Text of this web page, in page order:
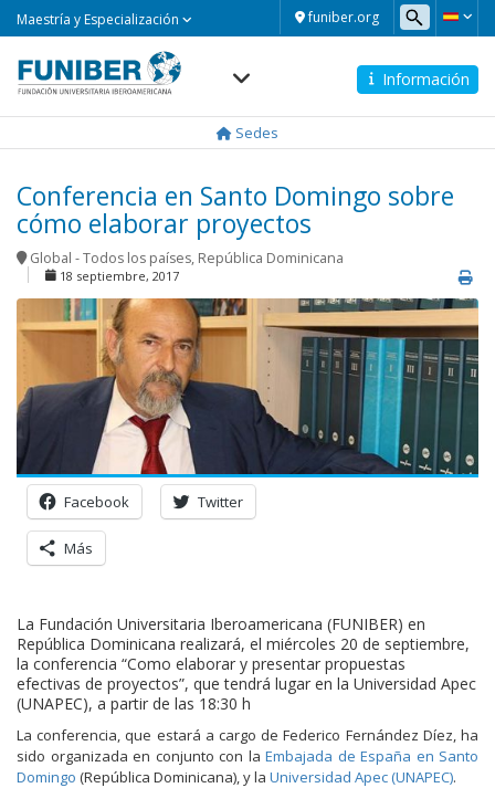
funiber.org
Maestría y Especialización
Información
Sedes
Conferencia en Santo Domingo sobre
cómo elaborar proyectos
Global - Todos los países, República Dominicana
18 septiembre, 2017
Facebook Twitter
Más
La Fundación Universitaria Iberoamericana (FUNIBER) en
República Dominicana realizará, el miércoles 20 de septiembre,
la conferencia “Como elaborar y presentar propuestas
efectivas de proyectos”, que tendrá lugar en la Universidad Apec
(UNAPEC), a partir de las 18:30 h
La conferencia, que estará a cargo de Federico Fernández Díez, ha
sido organizada en conjunto con la Embajada de España en Santo
Domingo (República Dominicana), y la Universidad Apec (UNAPEC).